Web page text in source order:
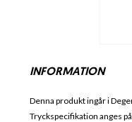
INFORMATION
Denna produkt ingår i
Tryckspecifikation anges